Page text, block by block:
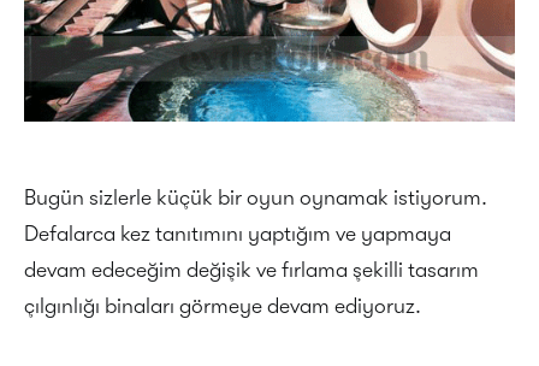
Bugün sizlerle küçük bir oyun oynamak istiyorum.
Defalarca kez tanıtımını yaptığım ve yapmaya
devam edeceğim değişik ve fırlama şekilli tasarım
çılgınlığı binaları görmeye devam ediyoruz.